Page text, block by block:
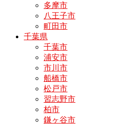
多摩市
八王子市
町田市
千葉県
千葉市
浦安市
市川市
船橋市
松戸市
習志野市
柏市
鎌ヶ谷市